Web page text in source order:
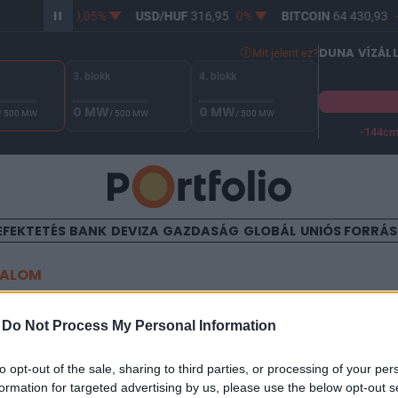
Do Not Process My Personal Information
opt-out of the sale, sharing to third parties, or processing of your
for targeted advertising by us, please use the below opt-out
365,21 -0,05% USD/HUF 316,95 0% BITCOIN64 430,93
Mit jelent ez?
/ 500 MW
3. blokk
0 MW/ 500 MW
4. blokk
0 MW/ 500 MW
DUNA
-144cm
BANK DEVIZA GAZDASÁG GLOBÁL UNIÓS
fekete-tengeri